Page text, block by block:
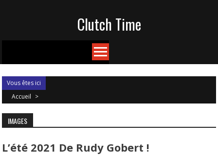
Clutch Time
Vous êtes ici
Accueil >
IMAGES
L’été 2021 De Rudy Gobert !